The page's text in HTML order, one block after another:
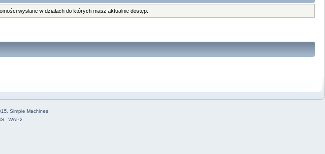
wysłane w działach do których masz aktualnie dostęp.
, Simple Machines
WAP2